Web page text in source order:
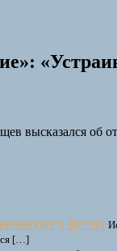
об
в футзал
[…]